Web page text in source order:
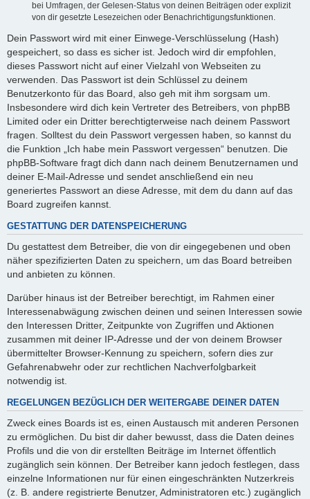
bei Umfragen, der Gelesen-Status von deinen Beiträgen oder explizit
von dir gesetzte Lesezeichen oder Benachrichtigungsfunktionen.
Dein Passwort wird mit einer Einwege-Verschlüsselung (Hash)
gespeichert, so dass es sicher ist. Jedoch wird dir empfohlen,
dieses Passwort nicht auf einer Vielzahl von Webseiten zu
verwenden. Das Passwort ist dein Schlüssel zu deinem
Benutzerkonto für das Board, also geh mit ihm sorgsam um.
Insbesondere wird dich kein Vertreter des Betreibers, von phpBB
Limited oder ein Dritter berechtigterweise nach deinem Passwort
fragen. Solltest du dein Passwort vergessen haben, so kannst du
die Funktion „Ich habe mein Passwort vergessen“ benutzen. Die
phpBB-Software fragt dich dann nach deinem Benutzernamen und
deiner E-Mail-Adresse und sendet anschließend ein neu
generiertes Passwort an diese Adresse, mit dem du dann auf das
Board zugreifen kannst.
GESTATTUNG DER DATENSPEICHERUNG
Du gestattest dem Betreiber, die von dir eingegebenen und oben
näher spezifizierten Daten zu speichern, um das Board betreiben
und anbieten zu können.
Darüber hinaus ist der Betreiber berechtigt, im Rahmen einer
Interessenabwägung zwischen deinen und seinen Interessen sowie
den Interessen Dritter, Zeitpunkte von Zugriffen und Aktionen
zusammen mit deiner IP-Adresse und der von deinem Browser
übermittelter Browser-Kennung zu speichern, sofern dies zur
Gefahrenabwehr oder zur rechtlichen Nachverfolgbarkeit
notwendig ist.
REGELUNGEN BEZÜGLICH DER WEITERGABE DEINER DATEN
Zweck eines Boards ist es, einen Austausch mit anderen Personen
zu ermöglichen. Du bist dir daher bewusst, dass die Daten deines
Profils und die von dir erstellten Beiträge im Internet öffentlich
zugänglich sein können. Der Betreiber kann jedoch festlegen, dass
einzelne Informationen nur für einen eingeschränkten Nutzerkreis
(z. B. andere registrierte Benutzer, Administratoren etc.) zugänglich